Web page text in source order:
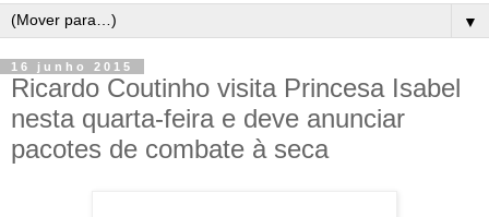
▼
16 junho 2015
Ricardo Coutinho visita Princesa Isabel
nesta quarta-feira e deve anunciar
pacotes de combate à seca